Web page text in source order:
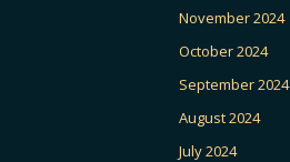
November 2024
October 2024
September 2024
August 2024
July 2024